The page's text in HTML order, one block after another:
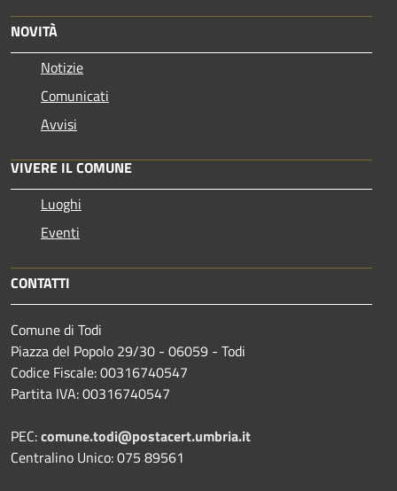
NOVITÀ
Notizie
Comunicati
Avvisi
VIVERE IL COMUNE
Luoghi
Eventi
CONTATTI
Comune di Todi
Piazza del Popolo 29/30 - 06059 - Todi
Codice Fiscale: 00316740547
Partita IVA: 00316740547
PEC:comune.todi@postacert.umbria.it
Centralino Unico: 075 89561